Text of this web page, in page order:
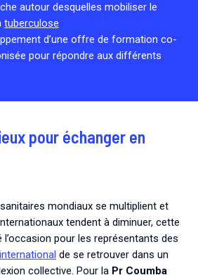
autour desquelles mobiliser le
tuberculose
d’une offre de formation co-
pour répondre aux différents
pour échanger en
mondiaux se multiplient et
tendent à diminuer, cette
l’occasion pour les représentants des
de se retrouver dans un
collective. Pour la Pr Coumba